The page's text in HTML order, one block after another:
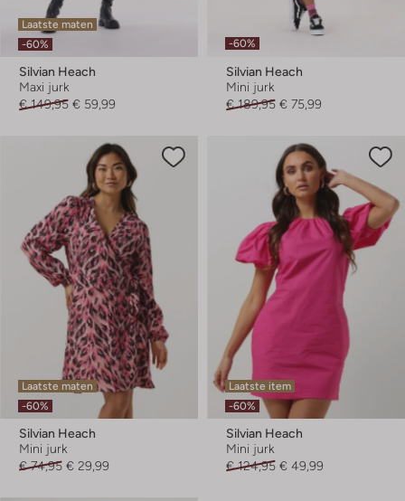
Laatste maten
-60%
Silvian Heach
Maxi jurk
€ 149,95 € 59,99
-60%
Silvian Heach
Mini jurk
€ 189,95 € 75,99
Laatste maten
-60%
Silvian Heach
Mini jurk
€ 74,95 € 29,99
Laatste item
-60%
Silvian Heach
Mini jurk
€ 124,95 € 49,99